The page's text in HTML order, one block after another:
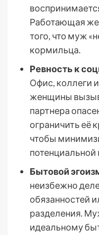
Работающая
того, что муж
кормильца.
Ревность к
Офис, коллеги
женщины
партнера
ограничить её
чтобы
потенциальной
Бытовой
неизбежно
обязанностей
разделения.
идеальному